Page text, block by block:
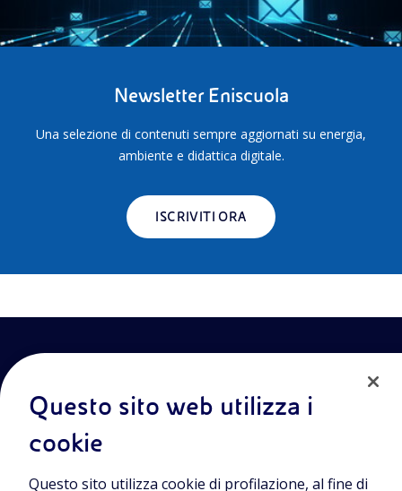
Newsletter Eniscuola
Una selezione di contenuti sempre aggiornati su energia,
ambiente e didattica digitale.
ISCRIVITI ORA
Entra nel mondo Eniscuola.Scopri gli strumenti e le
Questo sito web utilizza i
cookie
Questo sito utilizza cookie di profilazione, al fine di